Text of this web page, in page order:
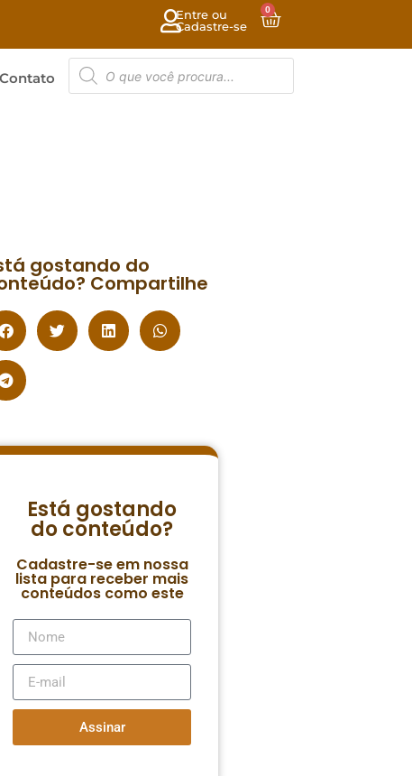
Entre ou
Cadastre-se
0
Contato
gostando do
Compartilhe
Está gostando
do conteúdo?
Cadastre-se em nossa
lista para receber mais
conteúdos como este
Assinar